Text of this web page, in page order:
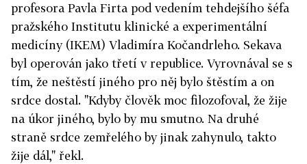
profesora Pavla Firta pod vedením tehdejšího šéfa
pražského Institutu klinické a experimentální
medicíny (IKEM) Vladimíra Kočandrleho. Sekava
byl operován jako třetí v republice. Vyrovnával se s
tím, že neštěstí jiného pro něj bylo štěstím a on
srdce dostal. "Kdyby člověk moc filozofoval, že žije
na úkor jiného, bylo by mu smutno. Na druhé
straně srdce zemřelého by jinak zahynulo, takto
žije dál," řekl.